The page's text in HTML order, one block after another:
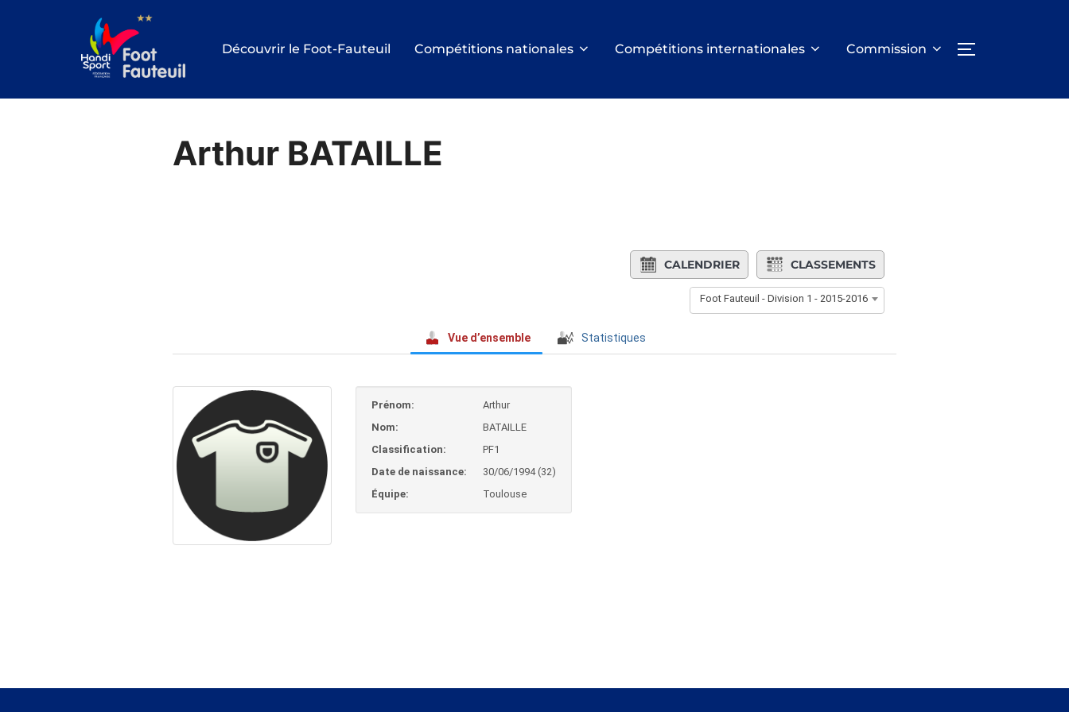
Découvrir le Foot-Fauteuil Compétitions nationales Compétitions internationales Commission PERMUTER
Arthur BATAILLE
CALENDRIER CLASSEMENTS
Foot Fauteuil - Division 1 - 2015-2016
Vue d’ensemble Statistiques
Prénom:
Arthur
Nom:
BATAILLE
Classification:
PF1
Date de naissance:
30/06/1994 (32)
Équipe:
Toulouse